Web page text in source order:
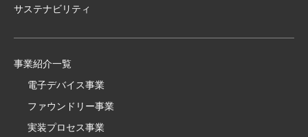
サステナビリティ
事業紹介一覧
電子デバイス事業
ファウンドリー事業
実装プロセス事業